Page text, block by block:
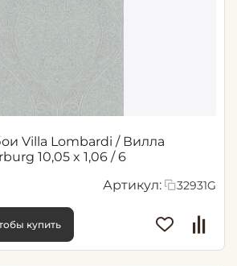
Villa Lombardi / Вилла
10,05 x 1,06 / 6
Артикул: 32931G
купить